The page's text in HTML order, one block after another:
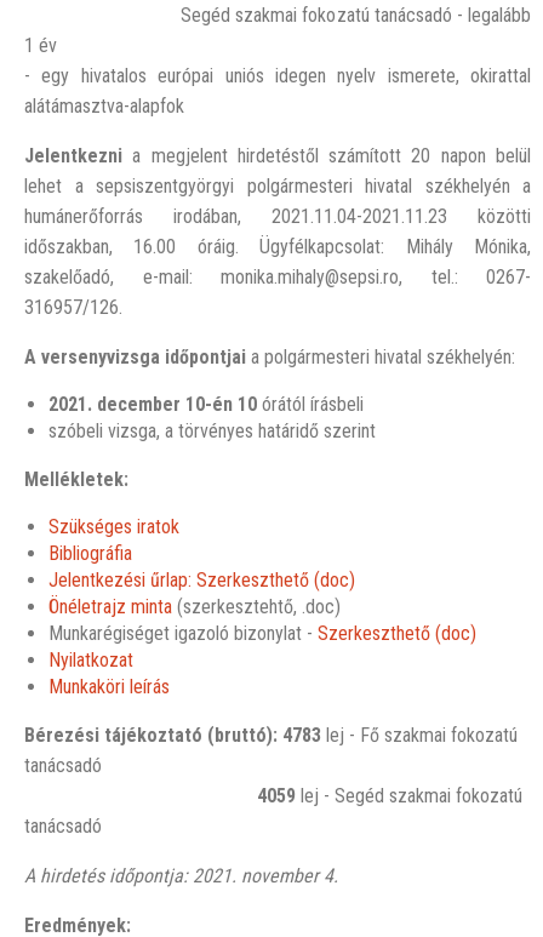
Segéd szakmai fokozatú tanácsadó - legalább
1 év
- egy hivatalos európai uniós idegen nyelv ismerete, okirattal
alátámasztva-alapfok
Jelentkezni a megjelent hirdetéstől számított 20 napon belül
lehet a sepsiszentgyörgyi polgármesteri hivatal székhelyén a
humánerőforrás irodában, 2021.11.04-2021.11.23 közötti
időszakban, 16.00 óráig. Ügyfélkapcsolat: Mihály Mónika,
szakelőadó, e-mail: monika.mihaly@sepsi.ro, tel.: 0267-
316957/126.
A versenyvizsga időpontjai a polgármesteri hivatal székhelyén:
2021. december 10-én 10 órától írásbeli
szóbeli vizsga, a törvényes határidő szerint
Mellékletek:
Szükséges iratok
Bibliográfia
Jelentkezési űrlap: Szerkeszthető (doc)
Önéletrajz minta (szerkesztehtő, .doc)
Munkarégiséget igazoló bizonylat - Szerkeszthető (doc)
Nyilatkozat
Munkaköri leírás
Bérezési tájékoztató (bruttó): 4783 lej - Fő szakmai fokozatú
tanácsadó
4059 lej - Segéd szakmai fokozatú
tanácsadó
A hirdetés időpontja: 2021. november 4.
Eredmények: